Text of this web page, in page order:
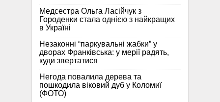
Медсестра Ольга Ласійчук з
Городенки стала однією з найкращих
в Україні
Незаконні “паркувальні жабки” у
дворах Франківська: у мерії радять,
куди звертатися
Негода повалила дерева та
пошкодила віковий дуб у Коломиї
(ФОТО)